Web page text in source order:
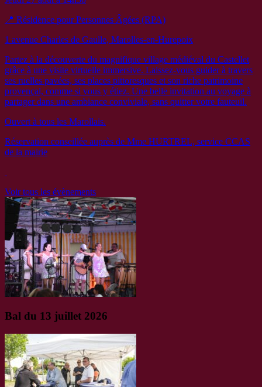
📍 Résidence pour Personnes Âgées (RPA)
1 avenue Charles de Gaulle, Marolles-en-Hurepoix
Partez à la découverte du magnifique village médiéval du Castellet
grâce à une visite virtuelle immersive. Laissez-vous guider à travers
ses ruelles pavées, ses places pittoresques et son riche patrimoine
provençal, comme si vous y étiez. Une belle invitation au voyage à
partager dans une ambiance conviviale, sans quitter votre fauteuil.
Ouvert à tous les Marollais.
Réservation conseillée auprès de Mme HURTREL, service CCAS
de la mairie
Voir tous les évènements
Bal du 13 juillet 2026